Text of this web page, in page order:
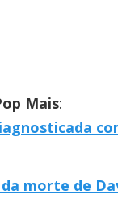
Mais:
morte de